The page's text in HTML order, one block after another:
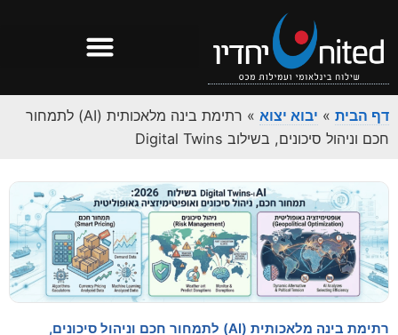
דף הבית » יבוא יצוא »
רתימת בינה מלאכותית (AI) לתמחור
חכם וניהול סיכונים, בשילוב Digital Twins
רתימת בינה מלאכותית (AI) לתמחור חכם וניהול סיכונים,